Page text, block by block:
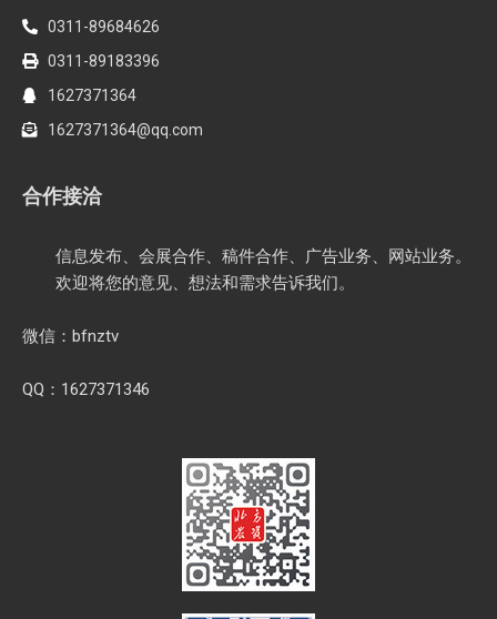
0311-89684626
0311-89183396
1627371364
1627371364@qq.com
合作接洽
信息发布、会展合作、稿件合作、广告业务、网站业务。
欢迎将您的意见、想法和需求告诉我们。
微信：bfnztv
QQ：1627371346